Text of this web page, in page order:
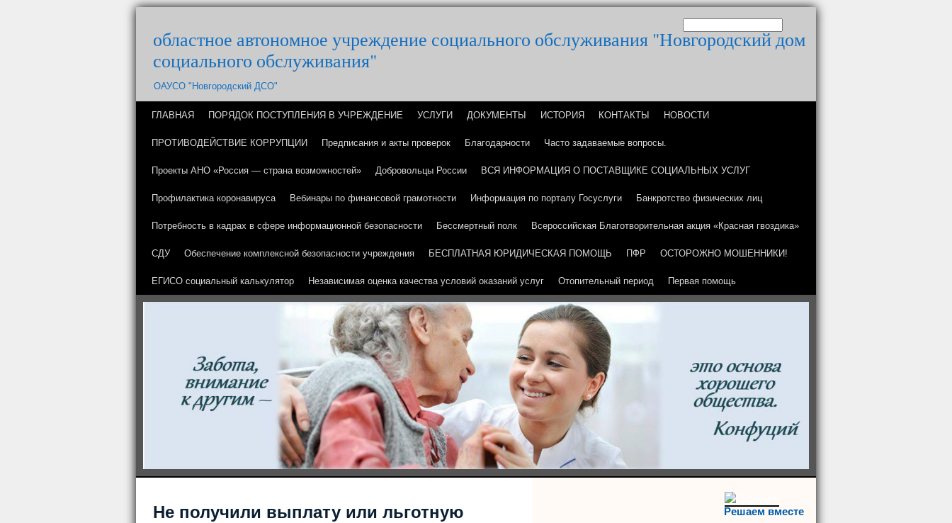
областное автономное учреждение социального обслуживания "Новгородский дом
социального обслуживания"
ОАУСО "Новгородский ДСО"
ГЛАВНАЯ ПОРЯДОК ПОСТУПЛЕНИЯ В УЧРЕЖДЕНИЕ УСЛУГИ ДОКУМЕНТЫ ИСТОРИЯ КОНТАКТЫ НОВОСТИ
ПРОТИВОДЕЙСТВИЕ КОРРУПЦИИ Предписания и акты проверок Благодарности Часто задаваемые вопросы.
Проекты АНО «Россия — страна возможностей» Добровольцы России ВСЯ ИНФОРМАЦИЯ О ПОСТАВЩИКЕ СОЦИАЛЬНЫХ УСЛУГ
Профилактика коронавируса Вебинары по финансовой грамотности Информация по порталу Госуслуги Банкротство физических лиц
Потребность в кадрах в сфере информационной безопасности Бессмертный полк Всероссийская Благотворительная акция «Красная гвоздика»
СДУ Обеспечение комплексной безопасности учреждения БЕСПЛАТНАЯ ЮРИДИЧЕСКАЯ ПОМОЩЬ ПФР ОСТОРОЖНО МОШЕННИКИ!
ЕГИСО социальный калькулятор Независимая оценка качества условий оказаний услуг Отопительный период Первая помощь
Решаем вместе
Не получили выплату или льготную